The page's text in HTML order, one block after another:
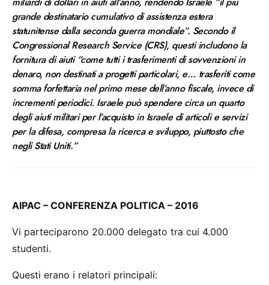
grande destinatario cumulativo di assistenza estera
statunitense dalla seconda guerra mondiale”. Secondo il
Congressional Research Service (CRS), questi includono la
fornitura di aiuti “come tutti i trasferimenti di sovvenzioni in
denaro, non destinati a progetti particolari, e… trasferiti come
somma forfettaria nel primo mese dell’anno fiscale, invece di
incrementi periodici. Israele può spendere circa un quarto
degli aiuti militari per l’acquisto in Israele di articoli e servizi
per la difesa, compresa la ricerca e sviluppo, piuttosto che
negli Stati Uniti.”
AIPAC – CONFERENZA POLITICA – 2016
Vi parteciparono 20.000 delegato tra cui 4.000
studenti.
Questi erano i relatori principali: